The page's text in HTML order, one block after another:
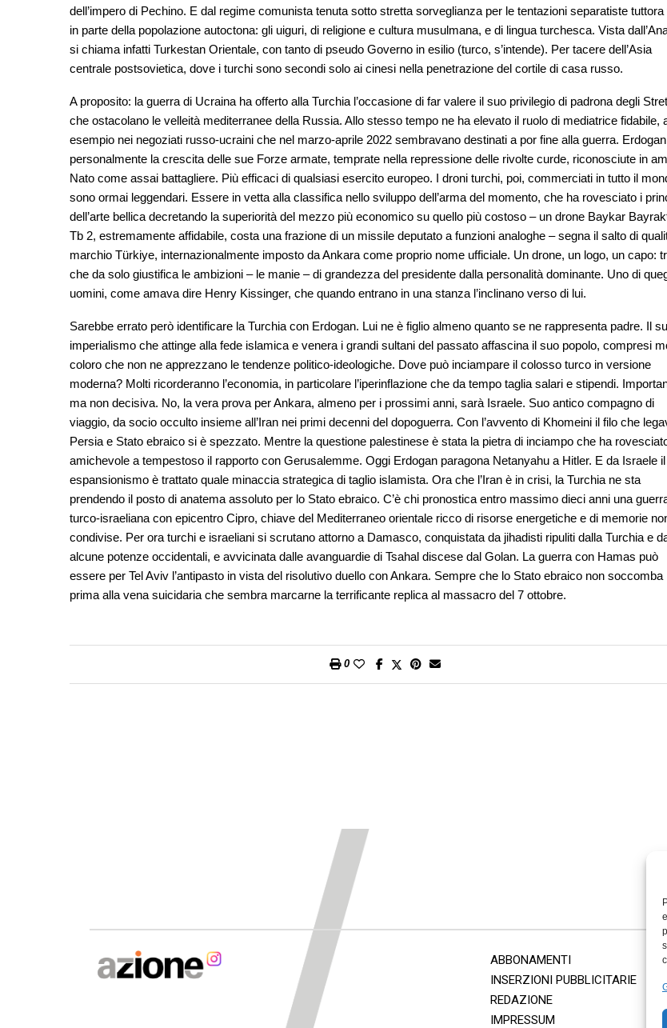
dell’impero di Pechino. E dal regime comunista tenuta sotto stretta sorveglianza per le tentazioni separatiste
in parte della popolazione autoctona: gli uiguri, di religione e cultura musulmana, e di lingua turchesca. Vista
si chiama infatti Turkestan Orientale, con tanto di pseudo Governo in esilio (turco, s’intende). Per tacere dell’Asia
centrale postsovietica, dove i turchi sono secondi solo ai cinesi nella penetrazione del cortile di casa russo.
A proposito: la guerra di Ucraina ha offerto alla Turchia l’occasione di far valere il suo privilegio di padrona degli
che ostacolano le velleità mediterranee della Russia. Allo stesso tempo ne ha elevato il ruolo di mediatrice fidabile,
esempio nei negoziati russo-ucraini che nel marzo-aprile 2022 sembravano destinati a por fine alla guerra.
personalmente la crescita delle sue Forze armate, temprate nella repressione delle rivolte curde, riconosciute in
Nato come assai battagliere. Più efficaci di qualsiasi esercito europeo. I droni turchi, poi, commerciati in tutto il
sono ormai leggendari. Essere in vetta alla classifica nello sviluppo dell’arma del momento, che ha rovesciato i
dell’arte bellica decretando la superiorità del mezzo più economico su quello più costoso – un drone Baykar
Tb 2, estremamente affidabile, costa una frazione di un missile deputato a funzioni analoghe – segna il salto di
marchio Türkiye, internazionalmente imposto da Ankara come proprio nome ufficiale. Un drone, un logo, un capo:
che da solo giustifica le ambizioni – le manie – di grandezza del presidente dalla personalità dominante. Uno di
uomini, come amava dire Henry Kissinger, che quando entrano in una stanza l’inclinano verso di lui.
Sarebbe errato però identificare la Turchia con Erdogan. Lui ne è figlio almeno quanto se ne rappresenta padre. Il
imperialismo che attinge alla fede islamica e venera i grandi sultani del passato affascina il suo popolo, compresi
coloro che non ne apprezzano le tendenze politico-ideologiche. Dove può inciampare il colosso turco in versione
moderna? Molti ricorderanno l’economia, in particolare l’iperinflazione che da tempo taglia salari e stipendi.
ma non decisiva. No, la vera prova per Ankara, almeno per i prossimi anni, sarà Israele. Suo antico compagno di
viaggio, da socio occulto insieme all’Iran nei primi decenni del dopoguerra. Con l’avvento di Khomeini il filo che
Persia e Stato ebraico si è spezzato. Mentre la questione palestinese è stata la pietra di inciampo che ha
amichevole a tempestoso il rapporto con Gerusalemme. Oggi Erdogan paragona Netanyahu a Hitler. E da Israele
espansionismo è trattato quale minaccia strategica di taglio islamista. Ora che l’Iran è in crisi, la Turchia ne sta
prendendo il posto di anatema assoluto per lo Stato ebraico. C’è chi pronostica entro massimo dieci anni una
turco-israeliana con epicentro Cipro, chiave del Mediterraneo orientale ricco di risorse energetiche e di memorie
condivise. Per ora turchi e israeliani si scrutano attorno a Damasco, conquistata da jihadisti ripuliti dalla Turchia e
alcune potenze occidentali, e avvicinata dalle avanguardie di Tsahal discese dal Golan. La guerra con Hamas può
essere per Tel Aviv l’antipasto in vista del risolutivo duello con Ankara. Sempre che lo Stato ebraico non soccomba
prima alla vena suicidaria che sembra marcarne la terrificante replica al massacro del 7 ottobre.
0
ABBONAMENTI
INSERZIONI PUBBLICITARIE
REDAZIONE
IMPRESSUM